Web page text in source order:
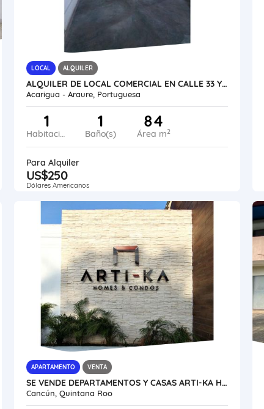
LOCAL ALQUILER
ALQUILER DE LOCAL COMERCIAL EN CALLE 33 Y AV. 35 VE24-045CA-CMEJ
Acarigua - Araure, Portuguesa
1
Habitaciones
1
Baño(s)
84
Área m2
Para Alquiler
US$250
Dólares Americanos
APARTAMENTO VENTA
SE VENDE DEPARTAMENTOS Y CASAS ARTI-KA HOMES CANCÚN VE02-140MX-CO
Cancún, Quintana Roo